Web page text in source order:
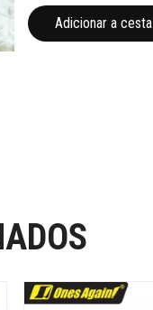
Adicionar a cesta